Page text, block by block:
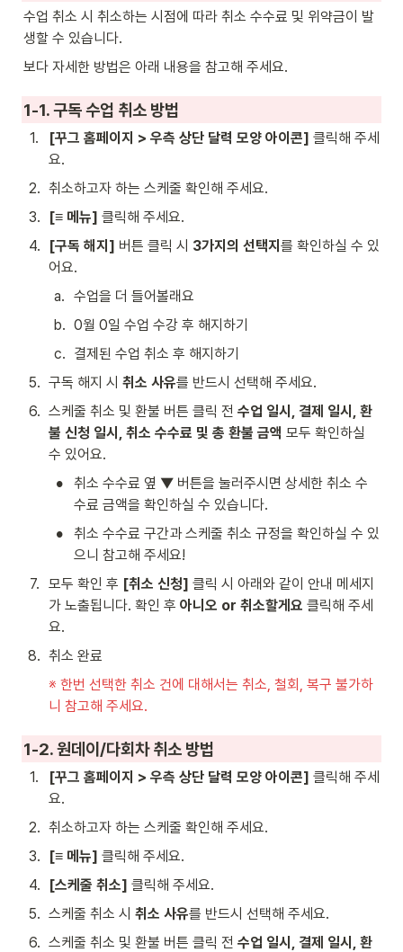
수업 취소 시 취소하는 시점에 따라 취소 수수료 및 위약금이 발
생할 수 있습니다.
보다 자세한 방법은 아래 내용을 참고해 주세요.
1-1. 구독 수업 취소 방법
1. [꾸그 홈페이지 > 우측 상단 달력 모양 아이콘] 클릭해 주세
요.
2. 취소하고자 하는 스케줄 확인해 주세요.
3. [≡ 메뉴] 클릭해 주세요.
4. [구독 해지] 버튼 클릭 시 3가지의 선택지 를 확인하실 수 있
어요.
a. 수업을 더 들어볼래요
b. 0월 0일 수업 수강 후 해지하기
c. 결제된 수업 취소 후 해지하기
5. 구독 해지 시 취소 사유를 반드시 선택해 주세요.
6. 스케줄 취소 및 환불 버튼 클릭 전 수업 일시, 결제 일시, 환
불 신청 일시, 취소 수수료 및 총 환불 금액 모두 확인하실
수 있어요.
•
취소 수수료 옆 ▼ 버튼을 눌러주시면 상세한 취소 수
수료 금액을 확인하실 수 있습니다.
•
취소 수수료 구간과 스케줄 취소 규정을 확인하실 수 있
으니 참고해 주세요!
7. 모두 확인 후 [취소 신청] 클릭 시 아래와 같이 안내 메세지
가 노출됩니다. 확인 후 아니오 or 취소할게요 클릭해 주세
요.
8. 취소 완료
※ 한번 선택한 취소 건에 대해서는 취소, 철회, 복구 불가하
니 참고해 주세요.
1-2. 원데이/다회차 취소 방법
1. [꾸그 홈페이지 > 우측 상단 달력 모양 아이콘] 클릭해 주세
요.
2. 취소하고자 하는 스케줄 확인해 주세요.
3. [≡ 메뉴] 클릭해 주세요.
4. [스케줄 취소] 클릭해 주세요.
5. 스케줄 취소 시 취소 사유를 반드시 선택해 주세요.
6. 스케줄 취소 및 환불 버튼 클릭 전 수업 일시, 결제 일시, 환